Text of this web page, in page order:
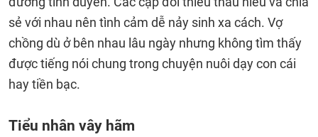
sẻ với nhau nên tình cảm dễ nảy sinh xa cách. Vợ
chồng dù ở bên nhau lâu ngày nhưng không tìm thấy
được tiếng nói chung trong chuyện nuôi dạy con cái
hay tiền bạc.
Tiểu nhân vây hãm